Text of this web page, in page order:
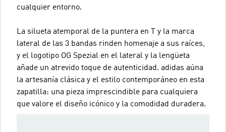
cualquier entorno.
La silueta atemporal de la puntera en T y la marca
lateral de las 3 bandas rinden homenaje a sus raíces,
y el logotipo OG Spezial en el lateral y la lengüeta
añade un atrevido toque de autenticidad. adidas aúna
la artesanía clásica y el estilo contemporáneo en esta
zapatilla: una pieza imprescindible para cualquiera
que valore el diseño icónico y la comodidad duradera.